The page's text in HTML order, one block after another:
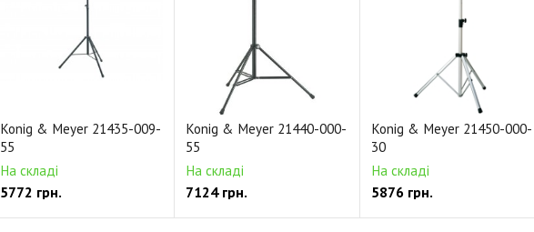
Konig & Meyer 21435-009-
55
На складі
5772 грн.
Konig & Meyer 21440-000-
55
На складі
7124 грн.
Konig & Meyer 21450-000-
30
На складі
5876 грн.